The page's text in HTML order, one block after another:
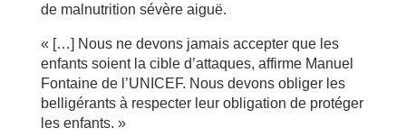
de malnutrition sévère aiguë.
« […] Nous ne devons jamais accepter que les
enfants soient la cible d’attaques, affirme Manuel
Fontaine de l’UNICEF. Nous devons obliger les
belligérants à respecter leur obligation de protéger
les enfants. »